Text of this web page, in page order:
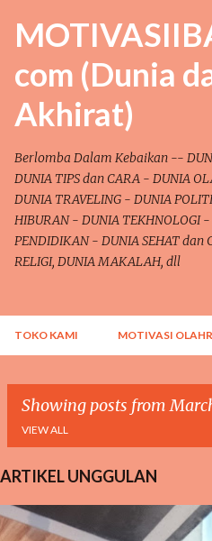
Skip to
com (Dunia
Akhirat)
Berlomba Dalam Kebaikan --
DUNIA TIPS dan CARA - DUNIA
DUNIA TRAVELING - DUNIA
HIBURAN - DUNIA TEKHNOLOGI
PENDIDIKAN - DUNIA SEHAT dan
RELIGI, DUNIA MAKALAH, dll
TOKO KAMI MOTIVASI
Showing posts from
VIEW ALL
o
ARTIKEL UNGGULAN